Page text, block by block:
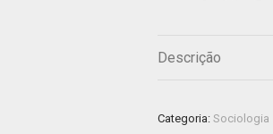
Descrição
Categoria: Sociologia